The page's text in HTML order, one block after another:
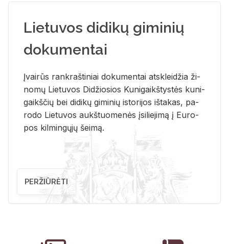
Lietuvos didikų giminių
dokumentai
Įvai­rūs rank­raš­ti­niai do­ku­men­tai at­sklei­džia ži­
no­mų Lie­tu­vos Di­džio­sios Ku­ni­gaikš­tys­tės ku­ni­
gaikš­čių bei di­di­kų gi­mi­nių is­to­ri­jos iš­ta­kas, pa­
ro­do Lie­tu­vos aukš­tuo­me­nės įsi­lie­ji­mą į Eu­ro­
pos kil­min­gų­jų šei­mą.
PERŽIŪRĖTI